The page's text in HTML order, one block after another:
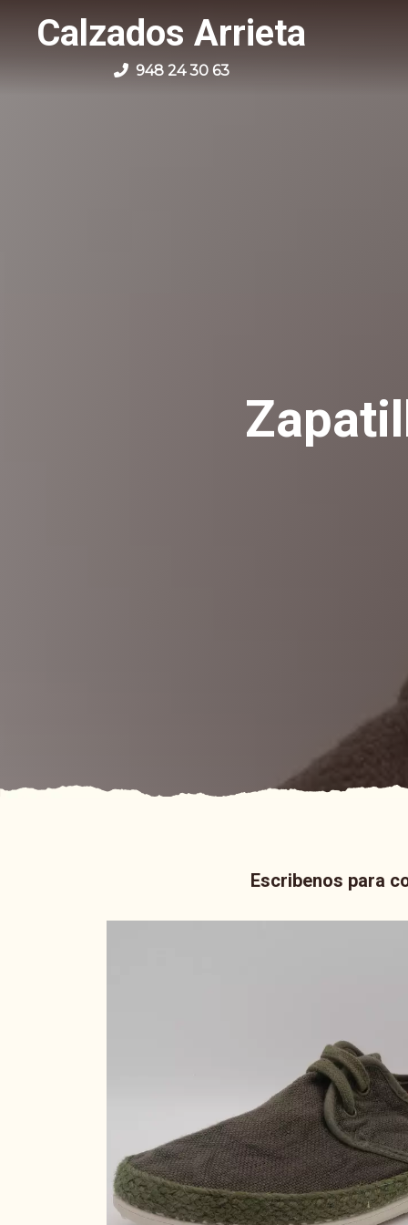
Calzados Arrieta
948 24 30 63
Escribenos para